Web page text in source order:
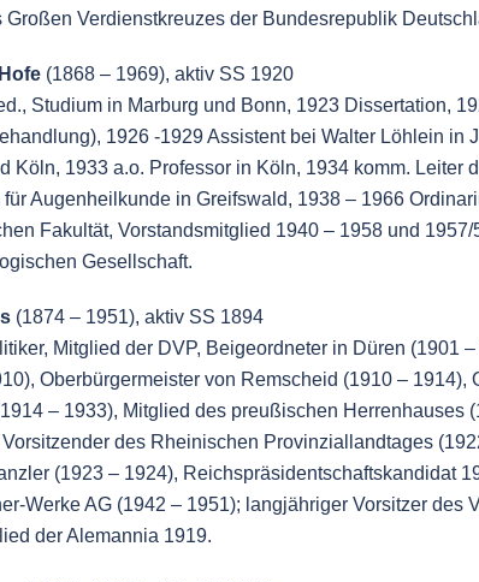
Großen Verdienstkreuzes der Bundesrepublik
(1868 – 1969), aktiv SS 1920
Studium in Marburg und Bonn, 1923 Dissertation,
1926 -1929 Assistent bei Walter Löhlein in
Köln, 1933 a.o. Professor in Köln, 1934 komm. Leiter
Augenheilkunde in Greifswald, 1938 – 1966
Fakultät, Vorstandsmitglied 1940 – 1958 und
Gesellschaft.
(1874 – 1951), aktiv SS 1894
Mitglied der DVP, Beigeordneter in Düren (1901
Oberbürgermeister von Remscheid (1910 – 1914),
– 1933), Mitglied des preußischen Herrenhauses
des Rheinischen Provinziallandtages
(1923 – 1924), Reichspräsidentschaftskandidat
Werke AG (1942 – 1951); langjähriger Vorsitzer des
der Alemannia 1919.